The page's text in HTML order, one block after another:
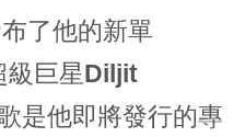
了他的新單
級巨星Diljit
是他即將發行的專